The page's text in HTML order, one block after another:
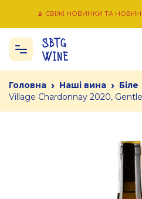
📡 СВІЖІ НОВИНКИ ТА НОВИНИ
Головна › Наші вина › Біле
Village Chardonnay 2020,